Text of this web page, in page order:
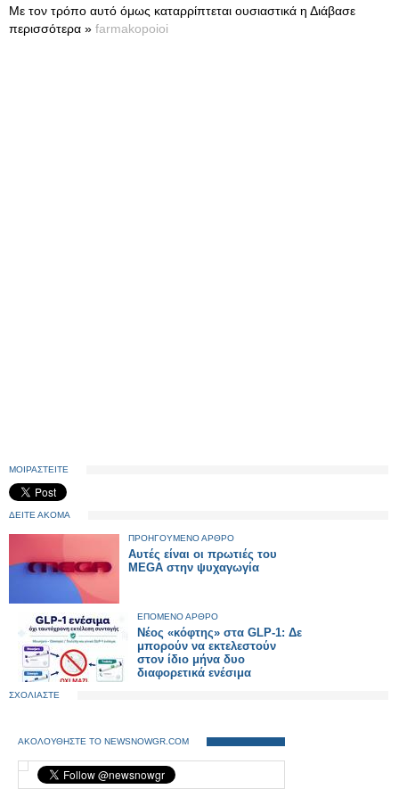
Με τον τρόπο αυτό όμως καταρρίπτεται ουσιαστικά η Διάβασε
περισσότερα » farmakopoioi
ΜΟΙΡΑΣΤΕΙΤΕ
ΔΕΙΤΕ ΑΚΟΜΑ
ΠΡΟΗΓΟΥΜΕΝΟ ΑΡΘΡΟ
Αυτές είναι οι πρωτιές του
MEGA στην ψυχαγωγία
ΕΠΟΜΕΝΟ ΑΡΘΡΟ
Νέος «κόφτης» στα GLP-1: Δε
μπορούν να εκτελεστούν
στον ίδιο μήνα δυο
διαφορετικά ενέσιμα
ΣΧΟΛΙΑΣΤΕ
ΑΚΟΛΟΥΘΗΣΤΕ ΤΟ NEWSNOWGR.COM